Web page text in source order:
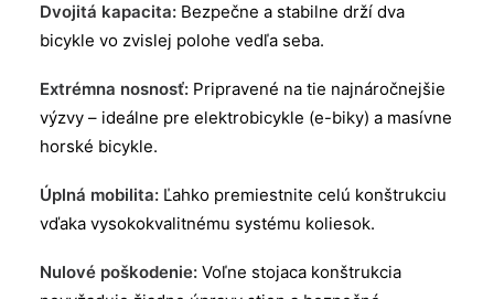
Dvojitá kapacita: Bezpečne a stabilne drží dva
bicykle vo zvislej polohe vedľa seba.
Extrémna nosnosť: Pripravené na tie najnáročnejšie
výzvy – ideálne pre elektrobicykle (e-biky) a masívne
horské bicykle.
Úplná mobilita: Ľahko premiestnite celú konštrukciu
vďaka vysokokvalitnému systému koliesok.
Nulové poškodenie: Voľne stojaca konštrukcia